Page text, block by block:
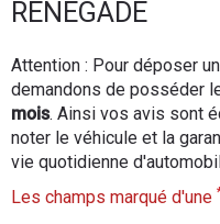
d'achat
Electriques
RENEGADE
Attention : Pour déposer
demandons de posséder
mois. Ainsi vos avis sont
noter le véhicule et la
vie quotidienne
Les champs marqué d'une